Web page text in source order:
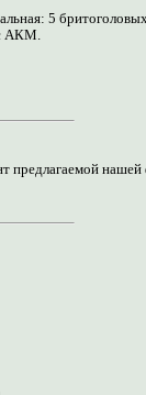
5
АКМ.
предлагаемой